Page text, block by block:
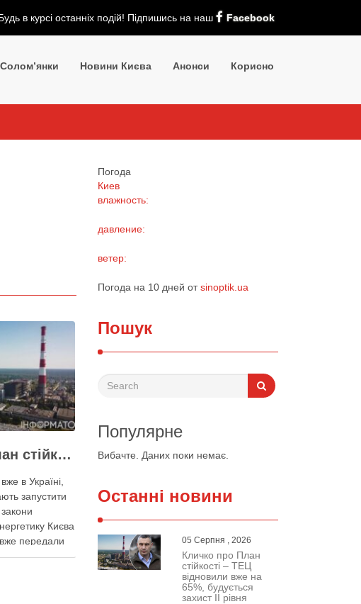
в курсі останніх подій! Підпишись на наш Facebook
Новини Києва Анонси Корисно
Виконувати План стійкості заважають законодавчі обмеження – депутат Київради
в Україні,
запустити
Києва
передали
резервного
Погода
Киев
влажность:
давление:
ветер:
Погода на 10 дней отsinoptik.ua
Пошук
Популярне
Вибачте. Даних поки немає.
Останні новини
05 Серпня , 2026
Кличко про План
стійкості – ТЕЦ
відновили вже на
65%, будується
захист ІІ рівня